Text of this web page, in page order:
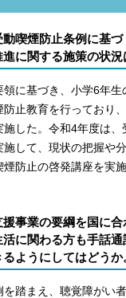
喫煙防止条例に基
に関する施策の状況
領に基づき、小学6年
止教育を行っており
した。令和4年度は、
施して、現状の把握や
防止の啓発講座を実
事業の要綱を国に
活に関わる方も手話
ようにしてはどうか
を踏まえ、聴覚障がい